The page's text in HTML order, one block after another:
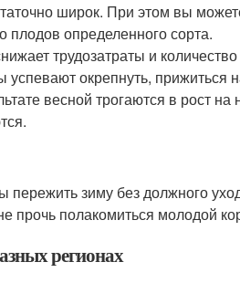
широк. При этом вы
плодов определенного сорта.
трудозатраты и
окрепнуть, прижиться
весной трогаются в рост
зиму без должного
прочь полакомиться молодой
регионах